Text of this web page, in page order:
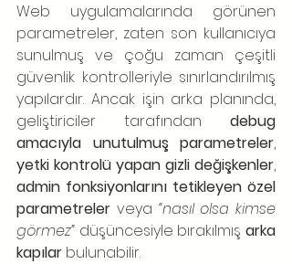
Web uygulamalarında görünen
parametreler, zaten son kullanıcıya
sunulmuş ve çoğu zaman çeşitli
güvenlik kontrolleriyle sınırlandırılmış
yapılardır. Ancak işin arka planında,
geliştiriciler tarafından debug
amacıyla unutulmuş parametreler
yetki kontrolü yapan gizli değişkenler
admin fonksiyonlarını tetikleyen özel
parametreler veya “nasıl olsa kimse
görmez” düşüncesiyle bırakılmış arka
kapılar bulunabilir.